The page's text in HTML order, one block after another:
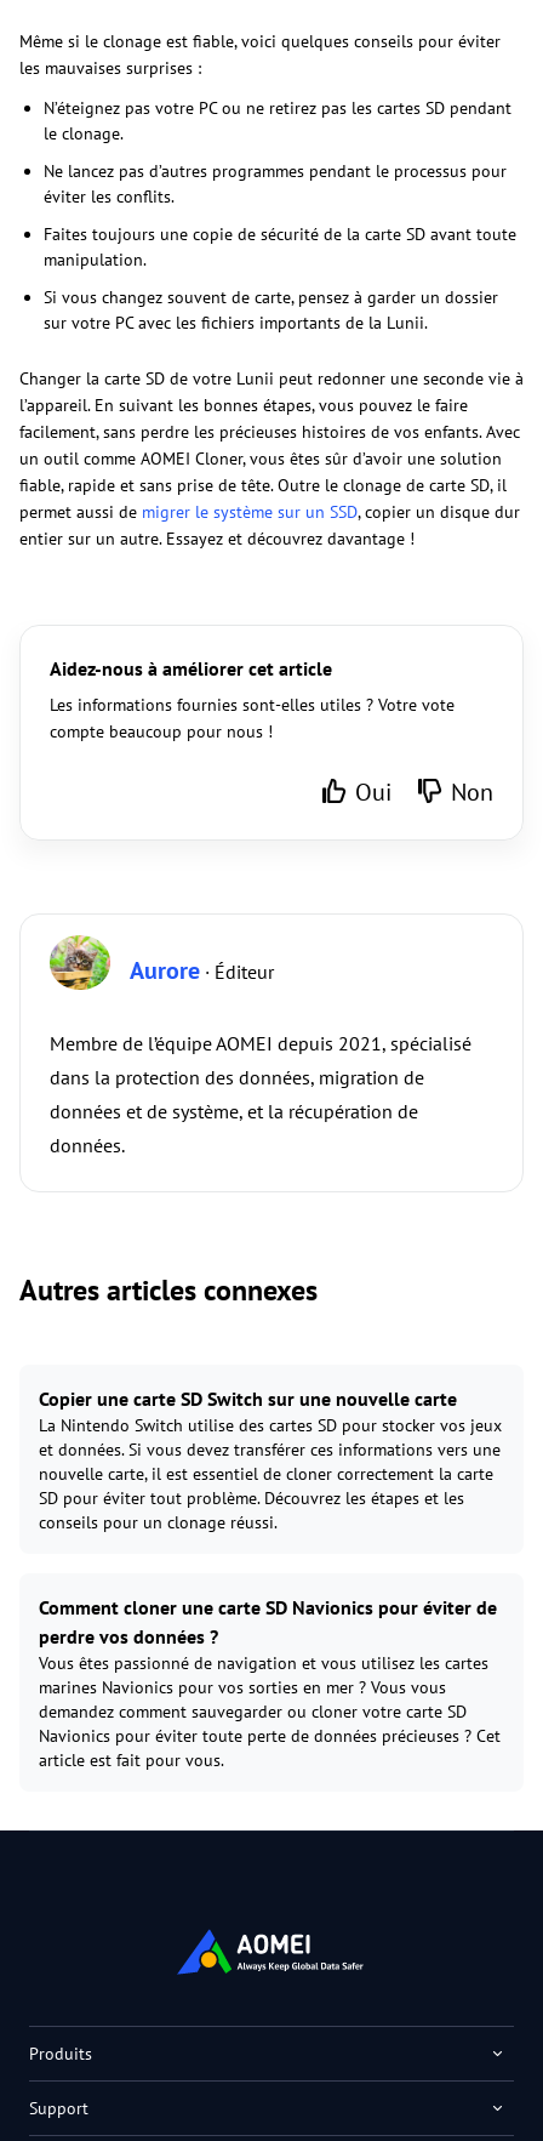
Même si le clonage est fiable, voici quelques conseils pour éviter
les mauvaises surprises :
N’éteignez pas votre PC ou ne retirez pas les cartes SD pendant
le clonage.
Ne lancez pas d’autres programmes pendant le processus pour
éviter les conflits.
Faites toujours une copie de sécurité de la carte SD avant toute
manipulation.
Si vous changez souvent de carte, pensez à garder un dossier
sur votre PC avec les fichiers importants de la Lunii.
Changer la carte SD de votre Lunii peut redonner une seconde vie à
l’appareil. En suivant les bonnes étapes, vous pouvez le faire
facilement, sans perdre les précieuses histoires de vos enfants. Avec
un outil comme AOMEI Cloner, vous êtes sûr d’avoir une solution
fiable, rapide et sans prise de tête. Outre le clonage de carte SD, il
permet aussi de migrer le système sur un SSD, copier un disque dur
entier sur un autre. Essayez et découvrez davantage !
Aidez-nous à améliorer cet article
Les informations fournies sont-elles utiles ? Votre vote
compte beaucoup pour nous !
Oui Non
Aurore · Éditeur
Membre de l’équipe AOMEI depuis 2021, spécialisé
dans la protection des données, migration de
données et de système, et la récupération de
données.
Autres articles connexes
Copier une carte SD Switch sur une nouvelle carte
La Nintendo Switch utilise des cartes SD pour stocker vos jeux
et données. Si vous devez transférer ces informations vers une
nouvelle carte, il est essentiel de cloner correctement la carte
SD pour éviter tout problème. Découvrez les étapes et les
conseils pour un clonage réussi.
Comment cloner une carte SD Navionics pour éviter de
perdre vos données ?
Vous êtes passionné de navigation et vous utilisez les cartes
marines Navionics pour vos sorties en mer ? Vous vous
demandez comment sauvegarder ou cloner votre carte SD
Navionics pour éviter toute perte de données précieuses ? Cet
article est fait pour vous.
Produits
Support